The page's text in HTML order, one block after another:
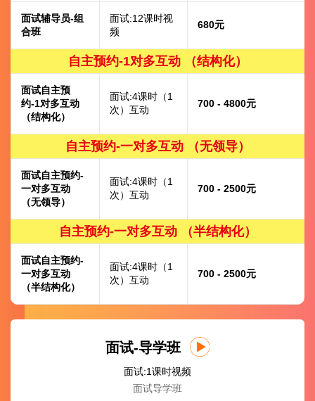
面试辅导员-组
合班
面试:12课时视
频
680元
自主预约-1对多互动 （结构化）
面试自主预
约-1对多互动
（结构化）
面试:4课时（1
次）互动
700 - 4800元
自主预约-一对多互动 （无领导）
面试自主预约-
一对多互动
（无领导）
面试:4课时（1
次）互动
700 - 2500元
自主预约-一对多互动 （半结构化）
面试自主预约-
一对多互动
（半结构化）
面试:4课时（1
次）互动
700 - 2500元
面试-导学班
面试:1课时视频
面试导学班